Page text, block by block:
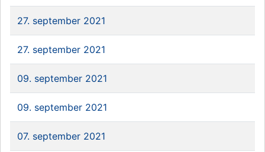
27. september 2021
27. september 2021
09. september 2021
09. september 2021
07. september 2021